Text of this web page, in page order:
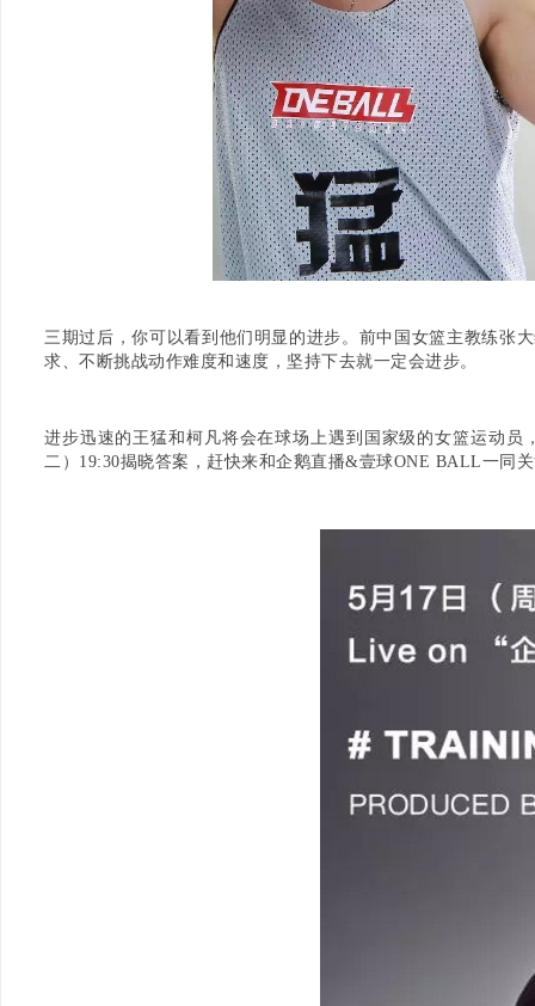
三期过后，你可以看到他们明显的进步。前中国女篮主教练张
求、不断挑战动作难度和速度，坚持下去就一定会进步。
进步迅速的王猛和柯凡将会在球场上遇到国家级的女篮运动
二）19:30揭晓答案，赶快来和企鹅直播&壹球ONE BALL一同